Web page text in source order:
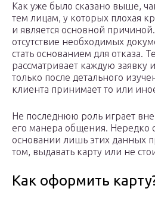
Как уже было сказано выше,
тем лицам, у которых плохая
и является основной
отсутствие необходимых
стать основанием для отказа.
рассматривает каждую заявку
только после детального
клиента принимает то или
Не последнюю роль играет
его манера общения. Нередко
основании лишь этих данных
том, выдавать карту или не
Как оформить